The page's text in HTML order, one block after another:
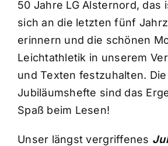
Verein
Pressespiegel
50 Jahre LG Alsternord, das
sich an die letzten fünf
erinnern und die schönen
Leichtathletik in unserem
und Texten festzuhalten.
Jubiläumshefte sind das
Spaß beim Lesen!
Unser längst vergriffenes